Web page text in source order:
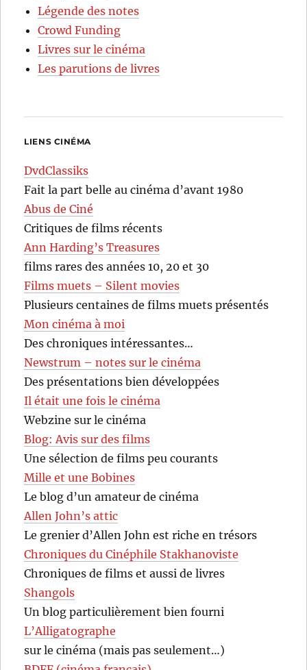
Légende des notes
Crowd Funding
Livres sur le cinéma
Les parutions de livres
LIENS CINÉMA
DvdClassiks
Fait la part belle au cinéma d’avant 1980
Abus de Ciné
Critiques de films récents
Ann Harding’s Treasures
films rares des années 10, 20 et 30
Films muets – Silent movies
Plusieurs centaines de films muets présentés
Mon cinéma à moi
Des chroniques intéressantes…
Newstrum – notes sur le cinéma
Des présentations bien développées
Il était une fois le cinéma
Webzine sur le cinéma
Blog: Avis sur des films
Une sélection de films peu courants
Mille et une Bobines
Le blog d’un amateur de cinéma
Allen John’s attic
Le grenier d’Allen John est riche en trésors
Chroniques du Cinéphile Stakhanoviste
Chroniques de films et aussi de livres
Shangols
Un blog particulièrement bien fourni
L’Alligatographe
sur le cinéma (mais pas seulement…)